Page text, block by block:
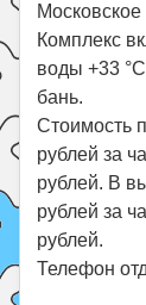
Комплекс
воды +33
бань.
Стоимость
рублей за
рублей. В
рублей за
рублей.
Телефон